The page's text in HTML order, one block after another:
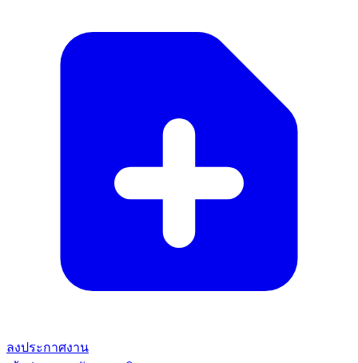
ลงประกาศงาน